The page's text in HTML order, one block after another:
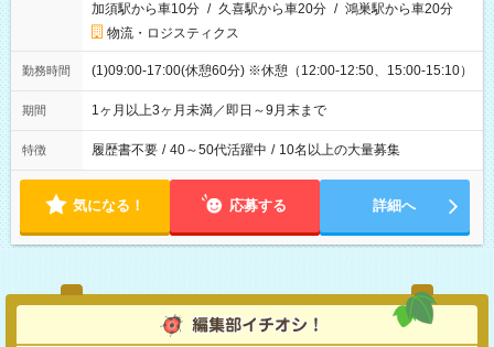
加須駅から車10分 / 久喜駅から車20分 / 鴻巣駅から車20分
物流・ロジスティクス
勤務時間 (1)09:00-17:00(休憩60分) ※休憩（12:00-12:50、15:00-15:10）
期間 1ヶ月以上3ヶ月未満／即日～9月末まで
特徴 履歴書不要 / 40～50代活躍中 / 10名以上の大量募集
気になる！ 応募する 詳細へ